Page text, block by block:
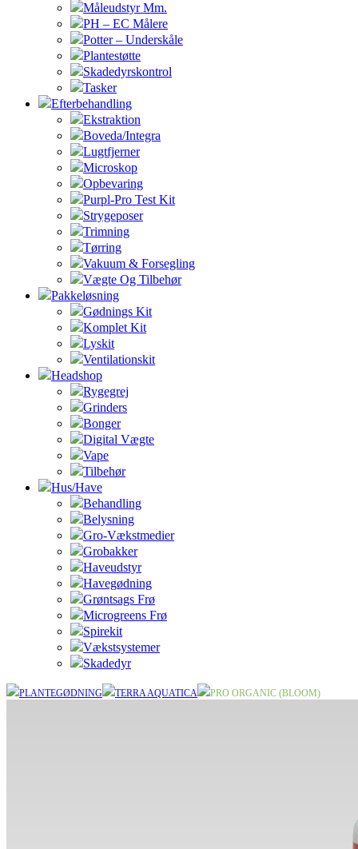
Måleudstyr Mm.
PH – EC Målere
Potter – Underskåle
Plantestøtte
Skadedyrskontrol
Tasker
Efterbehandling
Ekstraktion
Boveda/Integra
Lugtfjerner
Microskop
Opbevaring
Purpl-Pro Test Kit
Strygeposer
Trimning
Tørring
Vakuum & Forsegling
Vægte Og Tilbehør
Pakkeløsning
Gødnings Kit
Komplet Kit
Lyskit
Ventilationskit
Headshop
Rygegrej
Grinders
Bonger
Digital Vægte
Vape
Tilbehør
Hus/Have
Behandling
Belysning
Gro-Vækstmedier
Grobakker
Haveudstyr
Havegødning
Grøntsags Frø
Microgreens Frø
Spirekit
Vækstsystemer
Skadedyr
PLANTEGØDNING TERRA AQUATICA PRO ORGANIC (BLOOM)